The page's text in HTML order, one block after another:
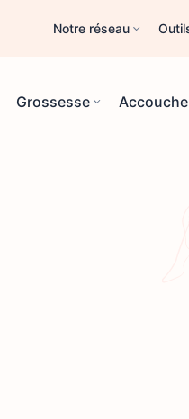
Notre réseau
Grossesse